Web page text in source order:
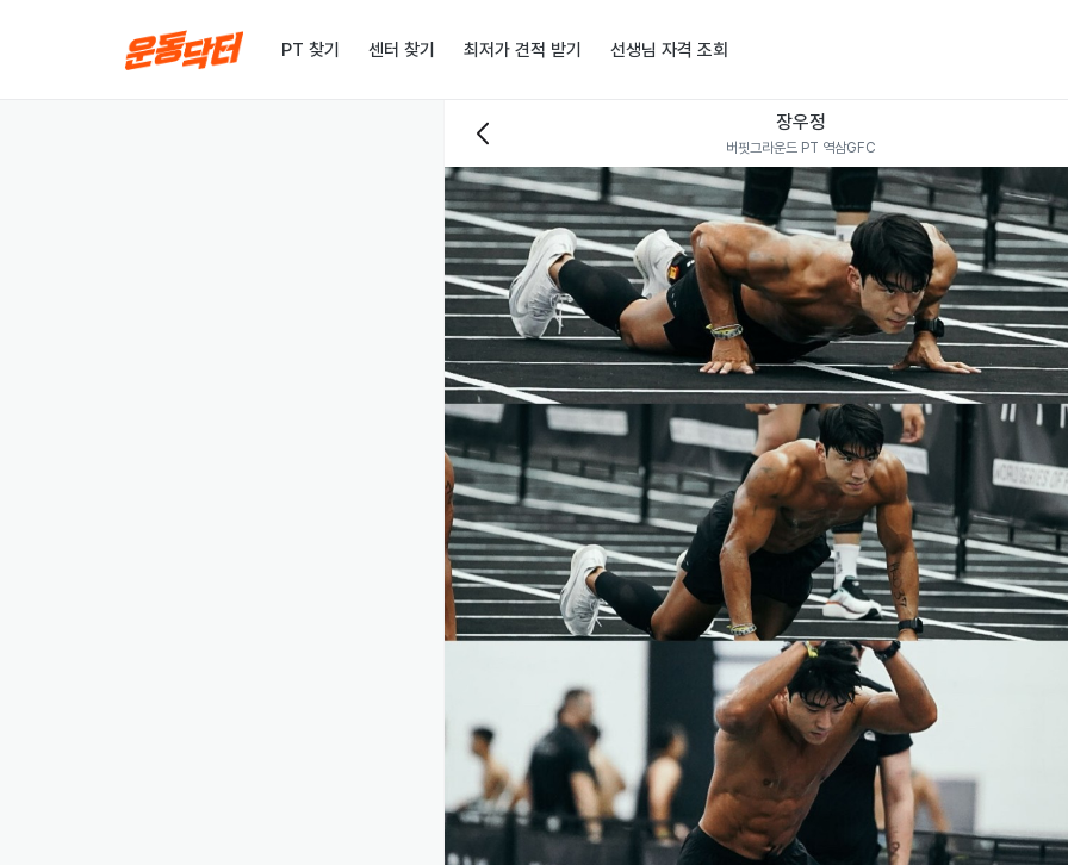
PT 찾기 센터 찾기 최저가 견적 받기 선생님 자격 조회
장우정
버핏그라운드 PT 역삼GFC